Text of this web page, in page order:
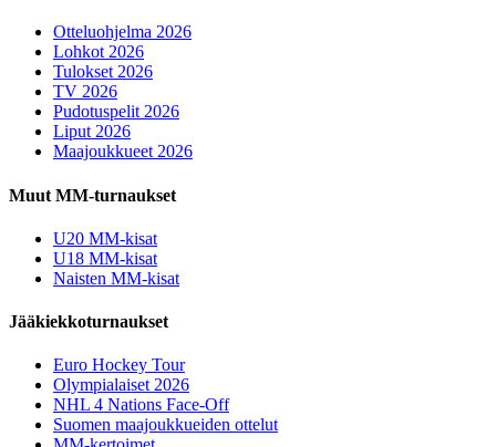
Otteluohjelma 2026
Lohkot 2026
Tulokset 2026
TV 2026
Pudotuspelit 2026
Liput 2026
Maajoukkueet 2026
Muut MM-turnaukset
U20 MM-kisat
U18 MM-kisat
Naisten MM-kisat
Jääkiekkoturnaukset
Euro Hockey Tour
Olympialaiset 2026
NHL 4 Nations Face-Off
Suomen maajoukkueiden ottelut